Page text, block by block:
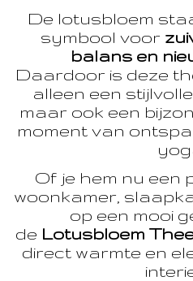
De lotusbloem
symbool voor
balans en
Daardoor is deze
alleen een
maar ook een
moment van
Of je hem nu een
woonkamer,
op een mooi
de Lotusbloem
direct warmte en